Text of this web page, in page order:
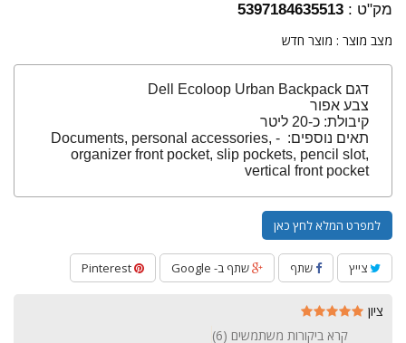
מק"ט : 5397184635513
מצב מוצר : מוצר חדש
דגם Dell Ecoloop Urban Backpack
צבע אפור
קיבולת: כ-20 ליטר
תאים נוספים: - Documents, personal accessories,
organizer front pocket, slip pockets, pencil slot,
vertical front pocket
למפרט המלא לחץ כאן
צייץ שתף שתף ב- Google
ציון
קרא ביקורות משתמשים (6
)